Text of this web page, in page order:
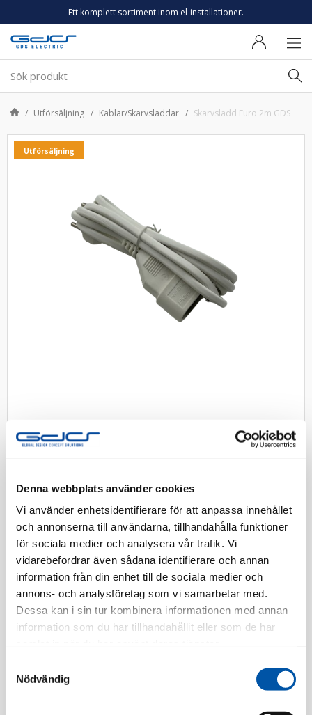
Denna webbplats använder cookies
Vi använder enhetsidentifierare för att anpassa innehållet
och annonserna till användarna, tillhandahålla funktioner
för sociala medier och analysera vår trafik. Vi
vidarebefordrar även sådana identifierare och annan
information från din enhet till de sociala medier och
annons- och analysföretag som vi samarbetar med.
Dessa kan i sin tur kombinera informationen med annan
information som du har tillhandahållit eller som de har
Nödvändig
Ett komplett sortiment inom el-installationer.
Utförsäljning Kablar/Skarvsladdar Skarvsladd Euro 2m GDS
Utförsäljning
Skarvsladd Euro 2m GDS
Skarvsladd med Eurostickpropp och Euroskarvuttag 2m
vit
Artnr:
19501010
EAN-kod:
4011160501012
Finns i lager